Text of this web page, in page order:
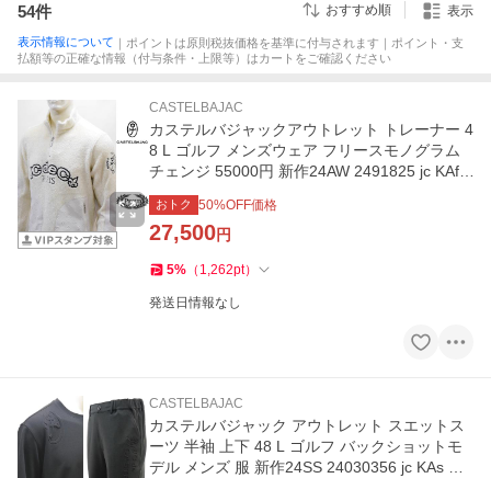
54件 おすすめ順 表示
表示情報について ｜ポイントは原則税抜価格を基準に付与されます｜ポイント・支
払額等の正確な情報（付与条件・上限等）はカートをご確認ください
CASTELBAJAC
カステルバジャックアウトレット トレーナー 4
8 L ゴルフ メンズウェア フリースモノグラム
チェンジ 55000円 新作24AW 2491825 jc KAf
m 7214470112
おトク 50%OFF価格
27,500円
5% （ 1,262pt）
発送日情報なし
CASTELBAJAC
カステルバジャック アウトレット スエットス
ーツ 半袖 上下 48 L ゴルフ バックショットモ
デル メンズ 服 新作24SS 24030356 jc KAs m